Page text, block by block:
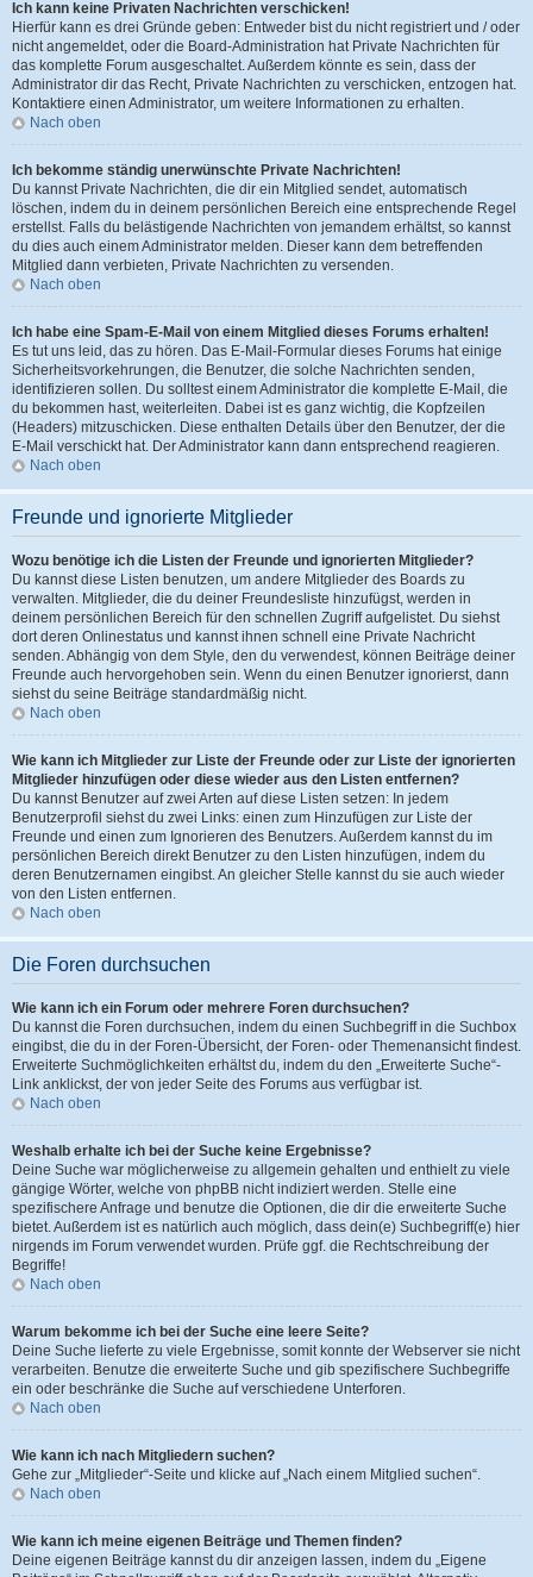
Ich kann keine Privaten Nachrichten verschicken!
Hierfür kann es drei Gründe geben: Entweder bist du nicht registriert und / oder
nicht angemeldet, oder die Board-Administration hat Private Nachrichten für
das komplette Forum ausgeschaltet. Außerdem könnte es sein, dass der
Administrator dir das Recht, Private Nachrichten zu verschicken, entzogen hat.
Kontaktiere einen Administrator, um weitere Informationen zu erhalten.
Nach oben
Ich bekomme ständig unerwünschte Private Nachrichten!
Du kannst Private Nachrichten, die dir ein Mitglied sendet, automatisch
löschen, indem du in deinem persönlichen Bereich eine entsprechende Regel
erstellst. Falls du belästigende Nachrichten von jemandem erhältst, so kannst
du dies auch einem Administrator melden. Dieser kann dem betreffenden
Mitglied dann verbieten, Private Nachrichten zu versenden.
Nach oben
Ich habe eine Spam-E-Mail von einem Mitglied dieses Forums erhalten!
Es tut uns leid, das zu hören. Das E-Mail-Formular dieses Forums hat einige
Sicherheitsvorkehrungen, die Benutzer, die solche Nachrichten senden,
identifizieren sollen. Du solltest einem Administrator die komplette E-Mail, die
du bekommen hast, weiterleiten. Dabei ist es ganz wichtig, die Kopfzeilen
(Headers) mitzuschicken. Diese enthalten Details über den Benutzer, der die
E-Mail verschickt hat. Der Administrator kann dann entsprechend reagieren.
Nach oben
Freunde und ignorierte Mitglieder
Wozu benötige ich die Listen der Freunde und ignorierten Mitglieder?
Du kannst diese Listen benutzen, um andere Mitglieder des Boards zu
verwalten. Mitglieder, die du deiner Freundesliste hinzufügst, werden in
deinem persönlichen Bereich für den schnellen Zugriff aufgelistet. Du siehst
dort deren Onlinestatus und kannst ihnen schnell eine Private Nachricht
senden. Abhängig von dem Style, den du verwendest, können Beiträge deiner
Freunde auch hervorgehoben sein. Wenn du einen Benutzer ignorierst, dann
siehst du seine Beiträge standardmäßig nicht.
Nach oben
Wie kann ich Mitglieder zur Liste der Freunde oder zur Liste der ignorierten
Mitglieder hinzufügen oder diese wieder aus den Listen entfernen?
Du kannst Benutzer auf zwei Arten auf diese Listen setzen: In jedem
Benutzerprofil siehst du zwei Links: einen zum Hinzufügen zur Liste der
Freunde und einen zum Ignorieren des Benutzers. Außerdem kannst du im
persönlichen Bereich direkt Benutzer zu den Listen hinzufügen, indem du
deren Benutzernamen eingibst. An gleicher Stelle kannst du sie auch wieder
von den Listen entfernen.
Nach oben
Die Foren durchsuchen
Wie kann ich ein Forum oder mehrere Foren durchsuchen?
Du kannst die Foren durchsuchen, indem du einen Suchbegriff in die Suchbox
eingibst, die du in der Foren-Übersicht, der Foren- oder Themenansicht findest.
Erweiterte Suchmöglichkeiten erhältst du, indem du den „Erweiterte Suche“-
Link anklickst, der von jeder Seite des Forums aus verfügbar ist.
Nach oben
Weshalb erhalte ich bei der Suche keine Ergebnisse?
Deine Suche war möglicherweise zu allgemein gehalten und enthielt zu viele
gängige Wörter, welche von phpBB nicht indiziert werden. Stelle eine
spezifischere Anfrage und benutze die Optionen, die dir die erweiterte Suche
bietet. Außerdem ist es natürlich auch möglich, dass dein(e) Suchbegriff(e) hier
nirgends im Forum verwendet wurden. Prüfe ggf. die Rechtschreibung der
Begriffe!
Nach oben
Warum bekomme ich bei der Suche eine leere Seite?
Deine Suche lieferte zu viele Ergebnisse, somit konnte der Webserver sie nicht
verarbeiten. Benutze die erweiterte Suche und gib spezifischere Suchbegriffe
ein oder beschränke die Suche auf verschiedene Unterforen.
Nach oben
Wie kann ich nach Mitgliedern suchen?
Gehe zur „Mitglieder“-Seite und klicke auf „Nach einem Mitglied suchen“.
Nach oben
Wie kann ich meine eigenen Beiträge und Themen finden?
Deine eigenen Beiträge kannst du dir anzeigen lassen, indem du „Eigene